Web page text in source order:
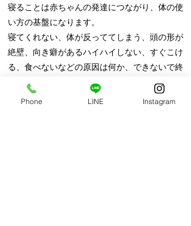
寝ることは赤ちゃんの発達につながり、 体の使
い方の基盤になります。
寝てくれない、体が反っててしまう、頭の形が
絶壁、向き癖があるハイハイしない、すぐこけ
る、食べないなど​の原因は何か、 できないで終
わるのではなく、どうしたらできるかな？
一緒に考えてみましょう！
Phone LINE Instagram